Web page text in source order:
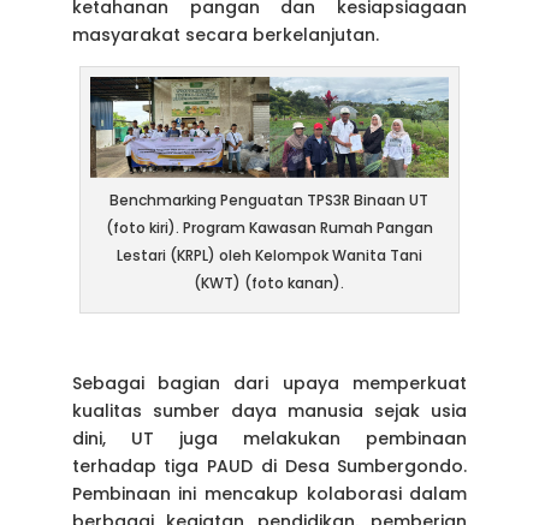
ketahanan pangan dan kesiapsiagaan
masyarakat secara berkelanjutan.
Benchmarking Penguatan TPS3R Binaan UT
(foto kiri). Program Kawasan Rumah Pangan
Lestari (KRPL) oleh Kelompok Wanita Tani
(KWT) (foto kanan).
Sebagai bagian dari upaya memperkuat
kualitas sumber daya manusia sejak usia
dini, UT juga melakukan pembinaan
terhadap tiga PAUD di Desa Sumbergondo.
Pembinaan ini mencakup kolaborasi dalam